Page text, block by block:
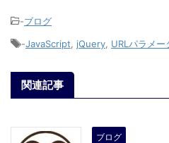
-ブログ
-JavaScript jQuery URLパラメ
関連記事
ブログ